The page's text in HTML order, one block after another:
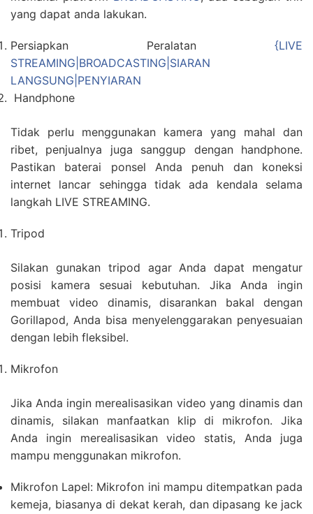
yang dapat anda lakukan.
Persiapkan Peralatan {LIVE
STREAMING|BROADCASTING|SIARAN
LANGSUNG|PENYIARAN
Handphone
Tidak perlu menggunakan kamera yang mahal dan
ribet, penjualnya juga sanggup dengan handphone.
Pastikan baterai ponsel Anda penuh dan koneksi
internet lancar sehingga tidak ada kendala selama
langkah LIVE STREAMING.
Tripod
Silakan gunakan tripod agar Anda dapat mengatur
posisi kamera sesuai kebutuhan. Jika Anda ingin
membuat video dinamis, disarankan bakal dengan
Gorillapod, Anda bisa menyelenggarakan penyesuaian
dengan lebih fleksibel.
Mikrofon
Jika Anda ingin merealisasikan video yang dinamis dan
dinamis, silakan manfaatkan klip di mikrofon. Jika
Anda ingin merealisasikan video statis, Anda juga
mampu menggunakan mikrofon.
Mikrofon Lapel: Mikrofon ini mampu ditempatkan pada
kemeja, biasanya di dekat kerah, dan dipasang ke jack